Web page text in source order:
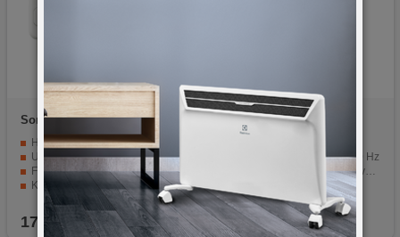
Sony MDREX15APW.CE7
Handsfree funkcija za upravljanje pozivima
Udobni silikonski umetci za uši
Frekventni opseg 8 - 22.000 Hz
Konektor 3.5mm za jednostavnu konekciju
Lagane i moderne bijele slušalice.
17,90 KM
Sony MDREX15LPLI.AE
Frekventni opseg 8 - 22.000 Hz
Impedanca od 16Ω i osjetljivost 100dB
Zvučnik veličine 9mm
Pozlaćeni konektor od 3.5mm
22,90KM